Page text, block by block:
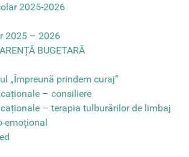
2025-2026
2025 – 2026
BUGETARĂ
„Împreună prindem curaj”
– consiliere
– terapia tulburărilor de limbaj
emoțional